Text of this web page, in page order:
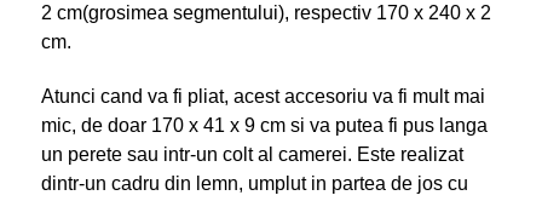
2 cm(grosimea segmentului), respectiv 170 x 240 x 2
cm.
Atunci cand va fi pliat, acest accesoriu va fi mult mai
mic, de doar 170 x 41 x 9 cm si va putea fi pus langa
un perete sau intr-un colt al camerei. Este realizat
dintr-un cadru din lemn, umplut in partea de jos cu